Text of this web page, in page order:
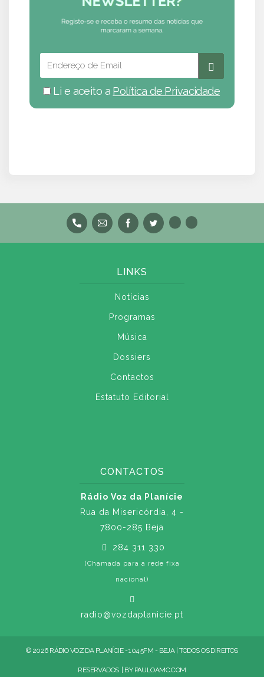
Li e aceito a Política de Privacidade
LINKS
Notícias
Programas
Música
Dossiers
Contactos
Estatuto Editorial
CONTACTOS
Rádio Voz da Planície
Rua da Misericórdia, 4 -
7800-285 Beja
284 311 330
(Chamada para a rede fixa
nacional)
radio@vozdaplanicie.pt
© 2026 RÁDIO VOZ DA PLANÍCIE - 104.5FM - BEJA | TODOS OS DIREITOS
RESERVADOS. | BY PAULOAMC.COM